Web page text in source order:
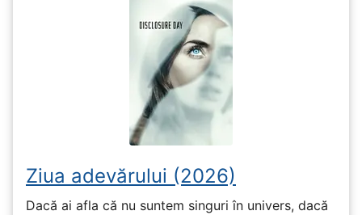
Ziua adevărului (2026)
Dacă ai afla că nu suntem singuri în univers, dacă